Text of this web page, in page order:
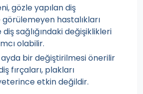
gözle yapılan diş
hastalıkları
sağlığındaki değişiklikleri
olabilir.
ayda bir değiştirilmesi önerilir
fırçaları, plakları
etkin değildir.